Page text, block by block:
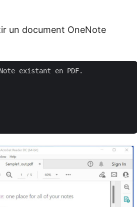
un document OneNote
existant en PDF.